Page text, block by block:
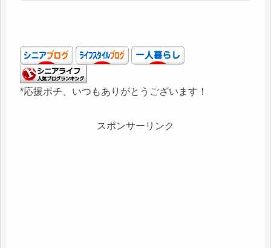
*応援ポチ、いつもありがとうございます！
スポンサーリンク